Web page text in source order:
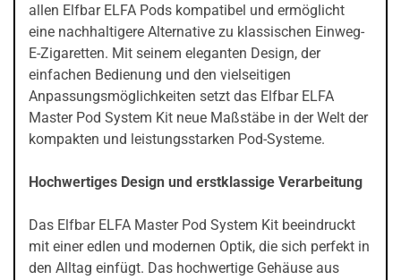
allen Elfbar ELFA Pods kompatibel und ermöglicht
eine nachhaltigere Alternative zu klassischen Einweg-
E-Zigaretten. Mit seinem eleganten Design, der
einfachen Bedienung und den vielseitigen
Anpassungsmöglichkeiten setzt das Elfbar ELFA
Master Pod System Kit neue Maßstäbe in der Welt der
kompakten und leistungsstarken Pod-Systeme.
Hochwertiges Design und erstklassige Verarbeitung
Das Elfbar ELFA Master Pod System Kit beeindruckt
mit einer edlen und modernen Optik, die sich perfekt in
den Alltag einfügt. Das hochwertige Gehäuse aus